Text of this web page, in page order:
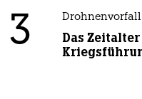
3
Das